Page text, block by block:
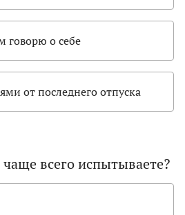
говорю о себе
от последнего отпуска
всего испытываете?